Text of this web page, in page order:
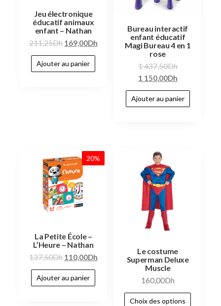
Jeu électronique
éducatif animaux
enfant – Nathan
211,25Dh 169,00Dh
Ajouter au panier
Bureau interactif
enfant éducatif
Magi Bureau 4 en 1
rose
1 437,50Dh
1 150,00Dh
Ajouter au panier
20%
La Petite École –
L’Heure – Nathan
137,50Dh 110,00Dh
Ajouter au panier
Le costume
Superman Deluxe
Muscle
160,00Dh
Choix des options